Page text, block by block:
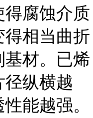
腐蚀介质
得相当曲折
材。已烯
径纵横越
能越强。